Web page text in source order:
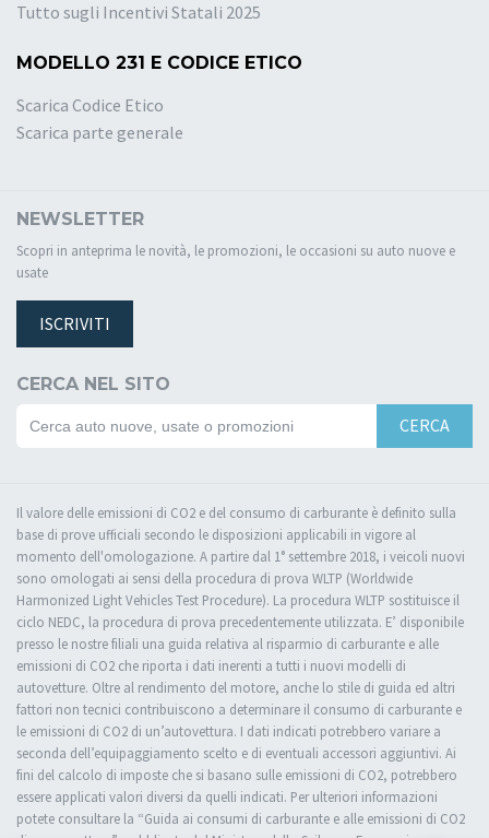
Tutto sugli Incentivi Statali 2025
MODELLO 231 E CODICE ETICO
Scarica Codice Etico
Scarica parte generale
NEWSLETTER
Scopri in anteprima le novità, le promozioni, le occasioni su auto nuove e
usate
ISCRIVITI
CERCA NEL SITO
CERCA
Il valore delle emissioni di CO2 e del consumo di carburante è definito sulla
base di prove ufficiali secondo le disposizioni applicabili in vigore al
momento dell'omologazione. A partire dal 1° settembre 2018, i veicoli nuovi
sono omologati ai sensi della procedura di prova WLTP (Worldwide
Harmonized Light Vehicles Test Procedure). La procedura WLTP sostituisce il
ciclo NEDC, la procedura di prova precedentemente utilizzata. E’ disponibile
presso le nostre filiali una guida relativa al risparmio di carburante e alle
emissioni di CO2 che riporta i dati inerenti a tutti i nuovi modelli di
autovetture. Oltre al rendimento del motore, anche lo stile di guida ed altri
fattori non tecnici contribuiscono a determinare il consumo di carburante e
le emissioni di CO2 di un’autovettura. I dati indicati potrebbero variare a
seconda dell’equipaggiamento scelto e di eventuali accessori aggiuntivi. Ai
fini del calcolo di imposte che si basano sulle emissioni di CO2, potrebbero
essere applicati valori diversi da quelli indicati. Per ulteriori informazioni
potete consultare la “Guida ai consumi di carburante e alle emissioni di CO2